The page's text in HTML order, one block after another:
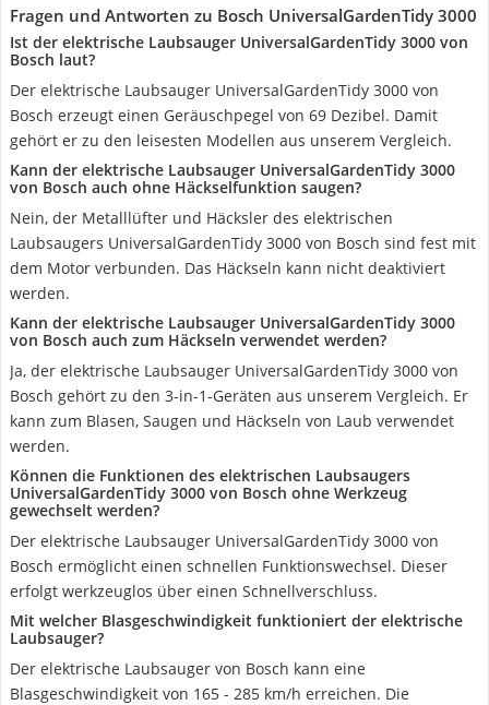
Fragen und Antworten zu Bosch UniversalGardenTidy 3000
Ist der elektrische Laubsauger UniversalGardenTidy 3000 von
Bosch laut?
Der elektrische Laubsauger UniversalGardenTidy 3000 von
Bosch erzeugt einen Geräuschpegel von 69 Dezibel. Damit
gehört er zu den leisesten Modellen aus unserem Vergleich.
Kann der elektrische Laubsauger UniversalGardenTidy 3000
von Bosch auch ohne Häckselfunktion saugen?
Nein, der Metalllüfter und Häcksler des elektrischen
Laubsaugers UniversalGardenTidy 3000 von Bosch sind fest mit
dem Motor verbunden. Das Häckseln kann nicht deaktiviert
werden.
Kann der elektrische Laubsauger UniversalGardenTidy 3000
von Bosch auch zum Häckseln verwendet werden?
Ja, der elektrische Laubsauger UniversalGardenTidy 3000 von
Bosch gehört zu den 3-in-1-Geräten aus unserem Vergleich. Er
kann zum Blasen, Saugen und Häckseln von Laub verwendet
werden.
Können die Funktionen des elektrischen Laubsaugers
UniversalGardenTidy 3000 von Bosch ohne Werkzeug
gewechselt werden?
Der elektrische Laubsauger UniversalGardenTidy 3000 von
Bosch ermöglicht einen schnellen Funktionswechsel. Dieser
erfolgt werkzeuglos über einen Schnellverschluss.
Mit welcher Blasgeschwindigkeit funktioniert der elektrische
Laubsauger?
Der elektrische Laubsauger von Bosch kann eine
Blasgeschwindigkeit von 165 - 285 km/h erreichen. Die